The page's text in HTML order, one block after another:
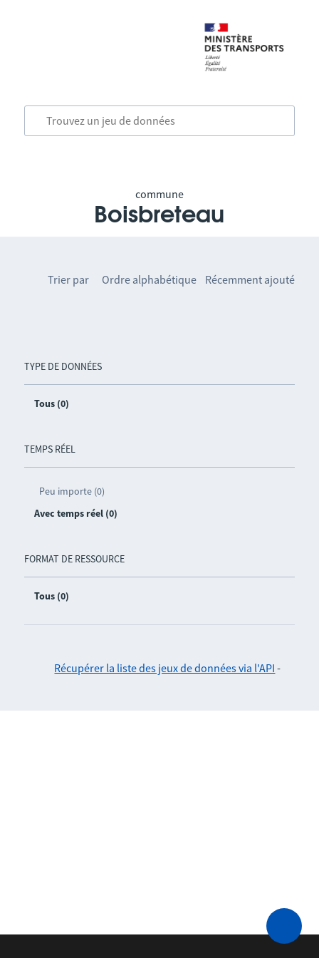
commune
Boisbreteau
TYPE DE DONNÉES
Tous (0)
TEMPS RÉEL
Peu importe (0)
Avec temps réel (0)
FORMAT DE RESSOURCE
Tous (0)
Trier par Ordre alphabétique Récemment ajouté
Récupérer la liste des jeux de données via l'API -